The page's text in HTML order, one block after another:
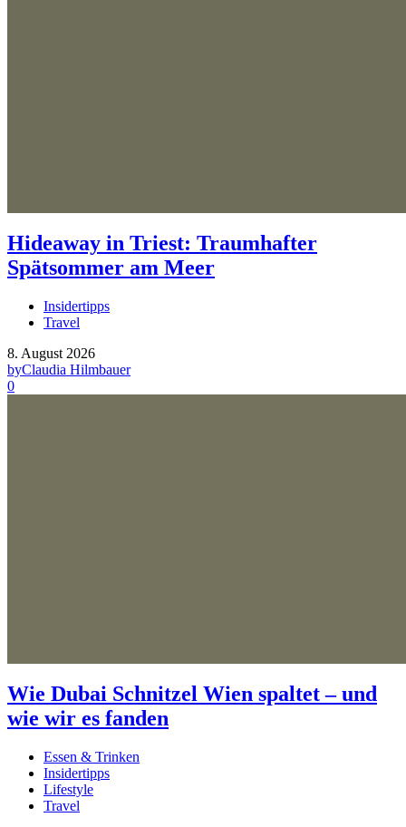
Hideaway in Triest: Traumhafter
Spätsommer am Meer
Insidertipps
Travel
8. August 2026
byClaudia Hilmbauer
0
Wie Dubai Schnitzel Wien spaltet – und
wie wir es fanden
Essen & Trinken
Insidertipps
Lifestyle
Travel